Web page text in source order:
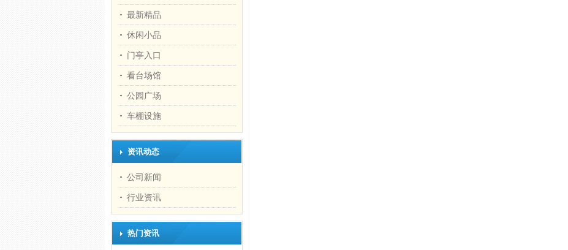
最新精品
休闲小品
门亭入口
看台场馆
公园广场
车棚设施
资讯动态
公司新闻
行业资讯
热门资讯